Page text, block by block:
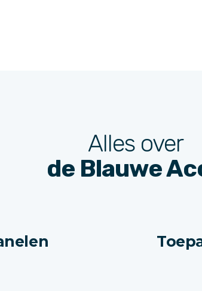
Alles over
de Blauwe